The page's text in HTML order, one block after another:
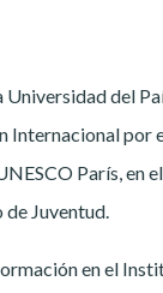
Universidad del
Internacional por
París, en
de Juventud.
en el